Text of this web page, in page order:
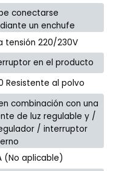
conectarse
un enchufe
tensión 220/230V
en el producto
Resistente al polvo
combinación con una
de luz regulable y /
/ interruptor
(No aplicable)